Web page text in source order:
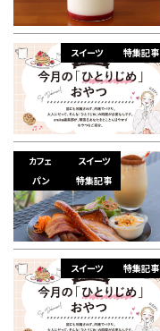
スイーツ 特集記事
カフェ
スイーツ
パン
特集記事
スイーツ 特集記事